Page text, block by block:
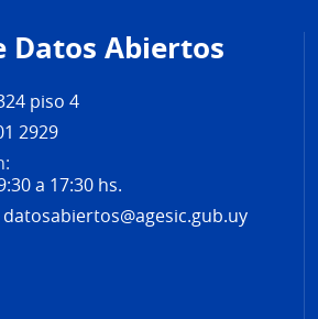
Datos Abiertos
piso 4
2929
a 17:30 hs.
datosabiertos@agesic.gub.uy